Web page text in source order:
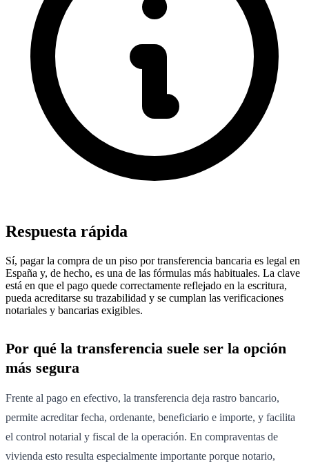
Respuesta rápida
Sí, pagar la compra de un piso por transferencia bancaria es legal en
España y, de hecho, es una de las fórmulas más habituales. La clave
está en que el pago quede correctamente reflejado en la escritura,
pueda acreditarse su trazabilidad y se cumplan las verificaciones
notariales y bancarias exigibles.
Por qué la transferencia suele ser la opción
más segura
Frente al pago en efectivo, la transferencia deja rastro bancario,
permite acreditar fecha, ordenante, beneficiario e importe, y facilita
el control notarial y fiscal de la operación. En compraventas de
vivienda esto resulta especialmente importante porque notario,